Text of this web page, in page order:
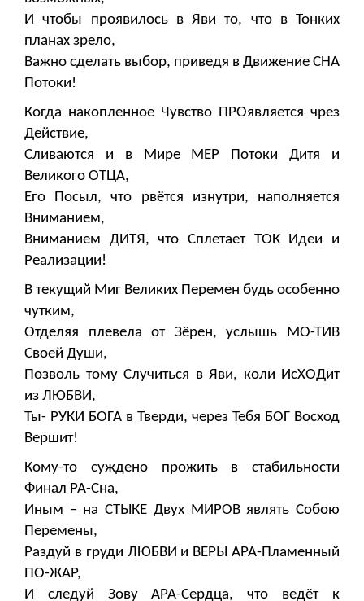
И чтобы проявилось в Яви то, что в Тонких
планах зрело,
Важно сделать выбор, приведя в Движение СНА
Потоки!
Когда накопленное Чувство ПРОявляется чрез
Действие,
Сливаются и в Мире МЕР Потоки Дитя и
Великого ОТЦА,
Его Посыл, что рвётся изнутри, наполняется
Вниманием,
Вниманием ДИТЯ, что Сплетает ТОК Идеи и
Реализации!
В текущий Миг Великих Перемен будь особенно
чутким,
Отделяя плевела от Зёрен, услышь МО-ТИВ
Своей Души,
Позволь тому Случиться в Яви, коли ИсХОДит
из ЛЮБВИ,
Ты- РУКИ БОГА в Тверди, через Тебя БОГ Восход
Вершит!
Кому-то суждено прожить в стабильности
Финал РА-Сна,
Иным – на СТЫКЕ Двух МИРОВ являть Собою
Перемены,
Раздуй в груди ЛЮБВИ и ВЕРЫ АРА-Пламенный
ПО-ЖАР,
И следуй Зову АРА-Сердца, что ведёт к